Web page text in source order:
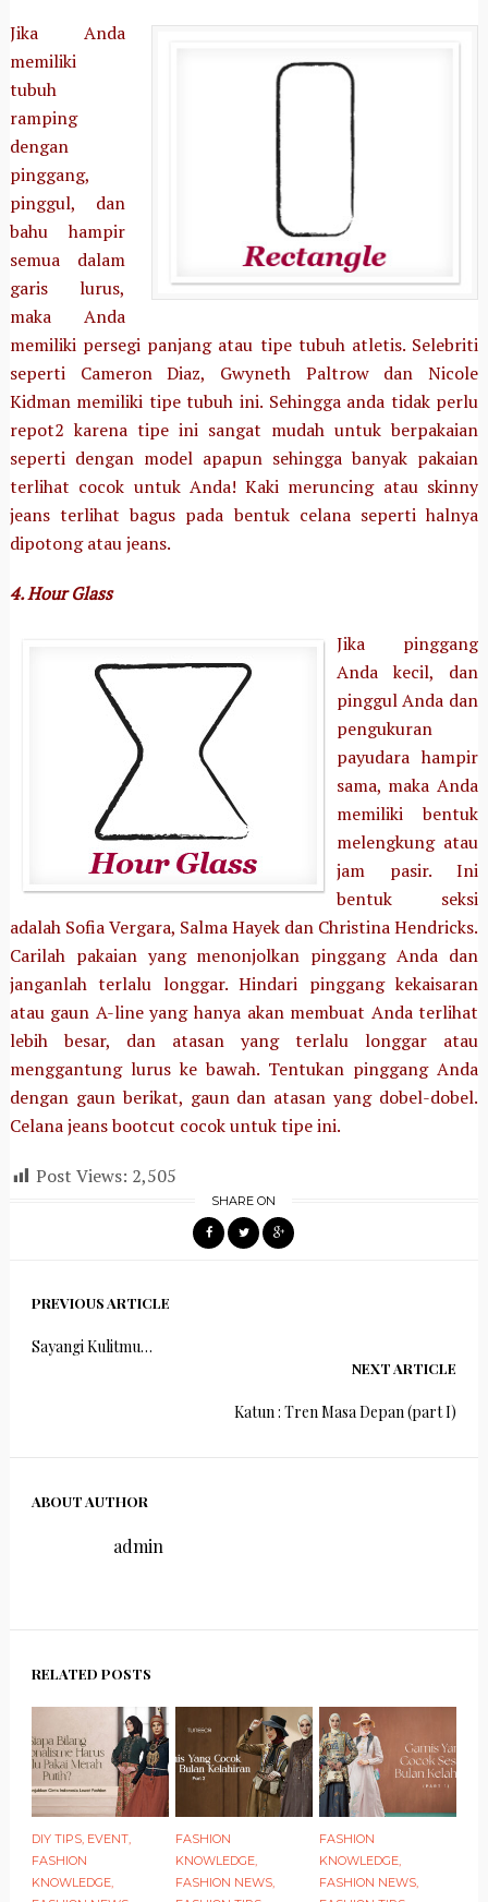
Jika Anda
memiliki
tubuh
ramping
dengan
pinggang,
pinggul, dan
bahu hampir
semua dalam
garis lurus,
maka Anda
memiliki persegi panjang atau tipe tubuh atletis. Selebriti
seperti Cameron Diaz, Gwyneth Paltrow dan Nicole
Kidman memiliki tipe tubuh ini. Sehingga anda tidak perlu
repot2 karena tipe ini sangat mudah untuk berpakaian
seperti dengan model apapun sehingga banyak pakaian
terlihat cocok untuk Anda! Kaki meruncing atau skinny
jeans terlihat bagus pada bentuk celana seperti halnya
dipotong atau jeans.
4. Hour Glass
Jika pinggang
Anda kecil, dan
pinggul Anda dan
pengukuran
payudara hampir
sama, maka Anda
memiliki bentuk
melengkung atau
jam pasir. Ini
bentuk seksi
adalah Sofia Vergara, Salma Hayek dan Christina Hendricks.
Carilah pakaian yang menonjolkan pinggang Anda dan
janganlah terlalu longgar. Hindari pinggang kekaisaran
atau gaun A-line yang hanya akan membuat Anda terlihat
lebih besar, dan atasan yang terlalu longgar atau
menggantung lurus ke bawah. Tentukan pinggang Anda
dengan gaun berikat, gaun dan atasan yang dobel-dobel.
Celana jeans bootcut cocok untuk tipe ini.
Post Views: 2,505
SHARE ON
PREVIOUS ARTICLE
Sayangi Kulitmu…
NEXT ARTICLE
Katun : Tren Masa Depan (part I)
ABOUT AUTHOR
admin
RELATED POSTS
DIY TIPS, EVENT,
FASHION
KNOWLEDGE,
FASHION
KNOWLEDGE,
FASHION NEWS,
FASHION
KNOWLEDGE,
FASHION NEWS,